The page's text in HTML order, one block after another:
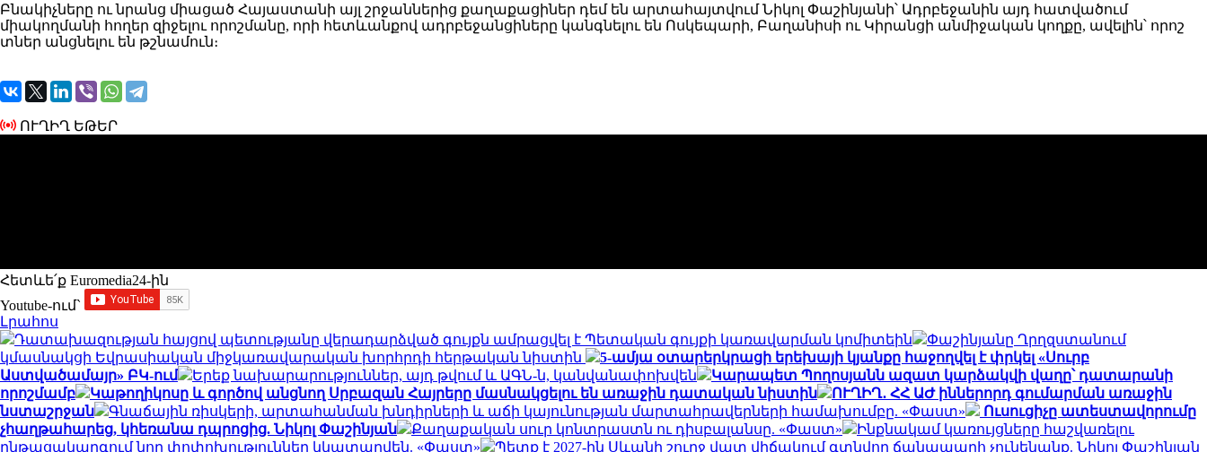
Բնակիչները ու նրանց միացած Հայաստանի այլ շրջաններից քաղաքացիներ դեմ են արտահայտվում Նիկոլ Փաշինյանի՝ Ադրբեջանին այդ հատվածում
միակողմանի հողեր զիջելու որոշմանը, որի հետևանքով ադրբեջանցիները կանգնելու են Ոսկեպարի, Բաղանիսի ու Կիրանցի անմիջական կողքը, ավելին՝ որոշ
տներ անցնելու են թշնամուն։
ՈՒՂԻՂ ԵԹԵՐ
Հետևե՛ք Euromedia24-ին
Youtube-ում`
Լրահոս
Դատախազության հայցով պետությանը վերադարձված գույքն ամրացվել է Պետական գույքի կառավարման կոմիտեին
Փաշինյանը Ղրղզստանում
կմասնակցի Եվրասիական միջկառավարական խորհրդի հերթական նիստին
5-ամյա օտարերկրացի երեխայի կյանքը հաջողվել է փրկել «Սուրբ
Աստվածամայր» ԲԿ-ում
Երեք նախարարություններ, այդ թվում և ԱԳՆ-ն, կանվանափոխվեն
Կարապետ Պողոսյանն ազատ կարձակվի վաղը՝ դատարանի
որոշմամբ
Կաթողիկոսը և գործով անցնող Սրբազան Հայրերը մասնակցելու են առաջին դատական նիստին
ՈՒՂԻՂ․ ՀՀ ԱԺ իններորդ գումարման առաջին
նստաշրջան
Գնաճային ռիսկերի, արտահանման խնդիրների և աճի կայունության մարտահրավերների համախումբը. «Փաստ»
Ուսուցիչը ատեստավորումը
չհաղթահարեց, կհեռանա դպրոցից. Նիկոլ Փաշինյան
Քաղաքական սուր կոնտրաստն ու դիսբալանսը. «Փաստ»
Ինքնակամ կառույցները հաշվառելու
ընթացակարգում նոր փոփոխություններ կկատարվեն. «Փաստ»
Պետք է 2027-ին Սևանի շուրջ վատ վիճակում գտնվող ճանապարհ չունենանք. Նիկոլ Փաշինյան